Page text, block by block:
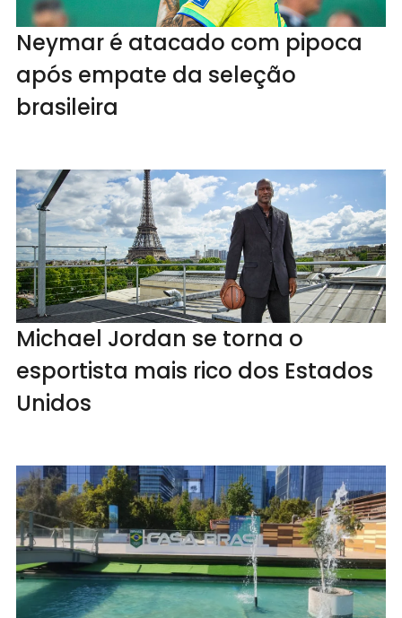
Neymar é atacado com pipoca
após empate da seleção
brasileira
Michael Jordan se torna o
esportista mais rico dos Estados
Unidos